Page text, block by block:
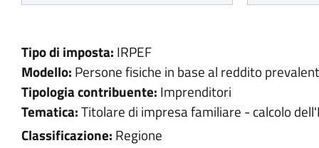
Tipo di imposta: IRPEF
Modello: Persone fisiche in base al reddito
Tipologia contribuente: Imprenditori
Tematica:Titolare di impresa familiare - calcolo
Classificazione: Regione